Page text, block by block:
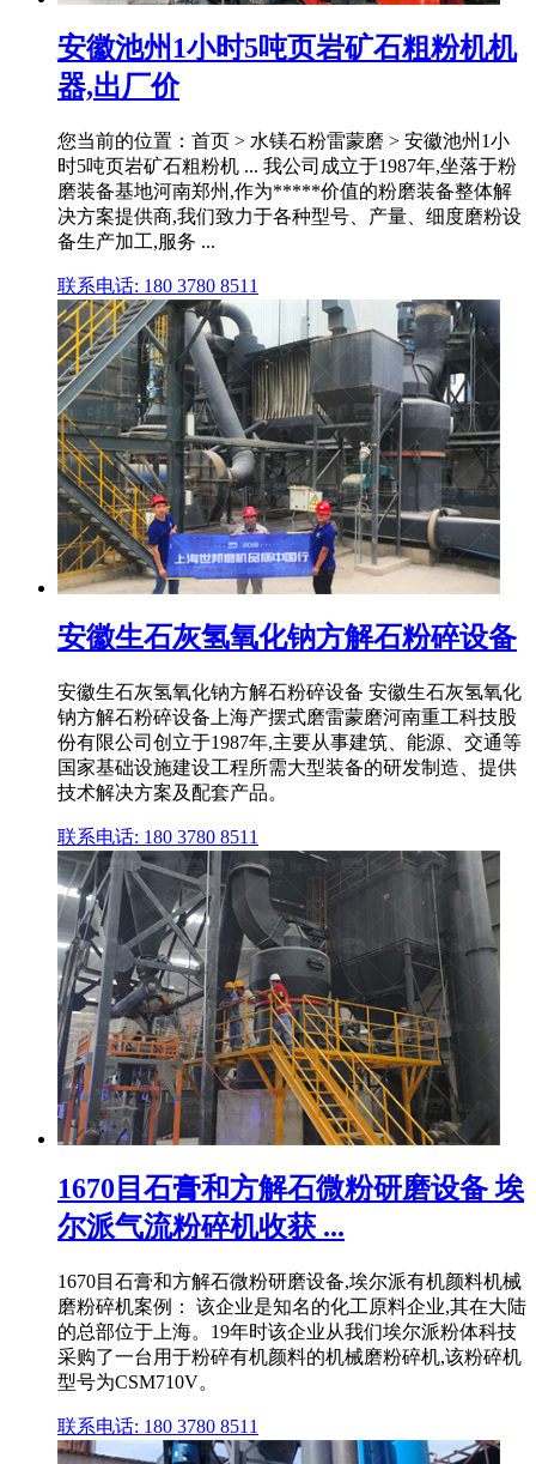
安徽池州1小时5吨页岩矿石粗粉机机
器,出厂价
您当前的位置：首页 > 水镁石粉雷蒙磨 > 安徽池州1小
时5吨页岩矿石粗粉机 ... 我公司成立于1987年,坐落于粉
磨装备基地河南郑州,作为*****价值的粉磨装备整体解
决方案提供商,我们致力于各种型号、产量、细度磨粉设
备生产加工,服务 ...
联系电话: 180 3780 8511
安徽生石灰氢氧化钠方解石粉碎设备
安徽生石灰氢氧化钠方解石粉碎设备 安徽生石灰氢氧化
钠方解石粉碎设备上海产摆式磨雷蒙磨河南重工科技股
份有限公司创立于1987年,主要从事建筑、能源、交通等
国家基础设施建设工程所需大型装备的研发制造、提供
技术解决方案及配套产品。
联系电话: 180 3780 8511
1670目石膏和方解石微粉研磨设备 埃
尔派气流粉碎机收获 ...
1670目石膏和方解石微粉研磨设备,埃尔派有机颜料机械
磨粉碎机案例： 该企业是知名的化工原料企业,其在大陆
的总部位于上海。19年时该企业从我们埃尔派粉体科技
采购了一台用于粉碎有机颜料的机械磨粉碎机,该粉碎机
型号为CSM710V。
联系电话: 180 3780 8511